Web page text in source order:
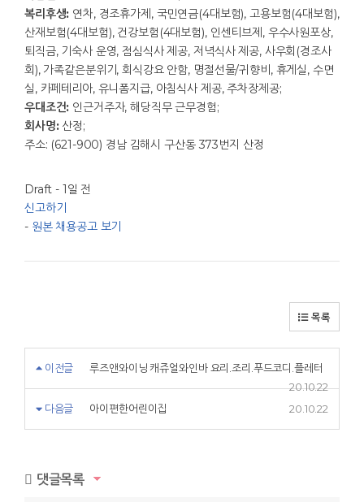
복리후생: 연차, 경조휴가제, 국민연금(4대보험), 고용보험(4대보험),
산재보험(4대보험), 건강보험(4대보험), 인센티브제, 우수사원포상,
퇴직금, 기숙사 운영, 점심식사 제공, 저녁식사 제공, 사우회(경조사
회), 가족같은분위기, 회식강요 안함, 명절선물/귀향비, 휴게실, 수면
실, 카페테리아, 유니폼지급, 아침식사 제공, 주차장제공;
우대조건: 인근거주자, 해당직무 근무경험;
회사명:산정;
주소: (621-900) 경남 김해시 구산동 373번지 산정
Draft - 1일 전
신고하기
- 원본 채용공고 보기
목록
이전글
루즈앤와이닝 캐쥬얼와인바 요리.조리.푸드코디.플레터
20.10.22
다음글
아이편한어린이집 20.10.22
댓글목록